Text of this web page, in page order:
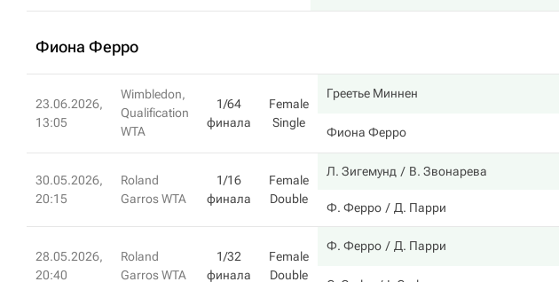
Фиона Ферро
23.06.2026,
13:05
Wimbledon,
Qualification
WTA
1/64
финала
Female
Single
Греетье Миннен
Фиона Ферро
30.05.2026,
20:15
Roland
Garros WTA
1/16
финала
Female
Double
Л. Зигемунд В. Звонарева
Ф. Ферро Д. Парри
28.05.2026,
20:40
Roland
Garros WTA
1/32
финала
Female
Double
Ф. Ферро Д. Парри